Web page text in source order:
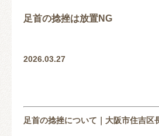
足首の捻挫は放置NG
2026.03.27
足首の捻挫について｜大阪市住吉区